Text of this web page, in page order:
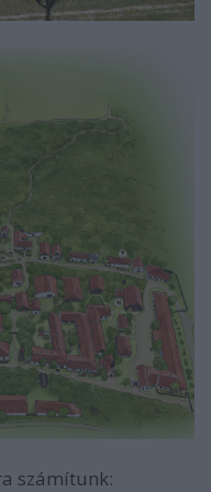
számítunk: